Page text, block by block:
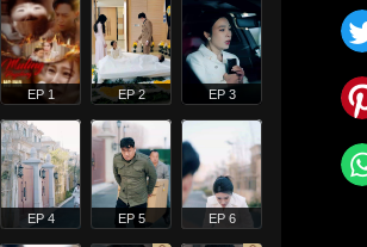
EP 1 EP 2 EP 3
EP 4 EP 5 EP 6